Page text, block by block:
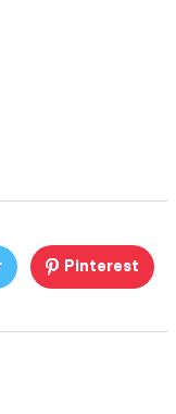
Pinterest